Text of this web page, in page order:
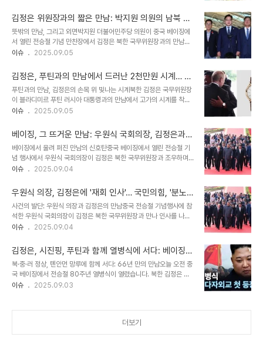
다. 그는 김정은과 김여정이 김주애 ..
스타일에 대한 날카로운 분석을 담고 있습니다. 텔레그래프는 5일(현
지시간) ‘이 아이가 세상에서 가장 위험한 12살인가’라는 제목의 기사
를 통해 김주애를 집중 조명하며, 북한 권력 구조의 변화 가능성을 시
사했습니다. 변화하는 김주애의 스타일김주애는 2022년 11월 공식
석상에 처음 등장했을 당시 흰색 패딩점퍼를 입어 앳된 모습을 보였습
연상시키는 스타일..
김정은 위원장과의 짧은 만남: 박지원 의원의 남북 대
화 재개 노력
뜻밖의 만남, 그리고 외면박지원 더불어민주당 의원이 중국 베이징에
서 열린 전승절 기념 만찬장에서 김정은 북한 국무위원장과의 만남을
시도했지만, 북한 측의 반응은 호의적이지 않았습니다. 박 의원은 '김
에 막혀 김 위원장은 뒤돌아보지 않았습니다. 최선희 외무상 역시 박
의원을 외면했습니다. 이 만남은 남북 관계에 대한 새로운 시각을 제시
하며, 대화 재개를 위한 노력을 보여주는 중요한 사건으로 기록될 것입
니다. 2000년 6·15 남북 정상회담과 비교박 의원은 이번 만남을 과
거 2000년 6·15 남북 정상회담 당시와 비교하며, 당시보다 훨씬 나
의 대화를 진정으로 원한다는..
이슈 2025.09.05
김정은, 푸틴과의 만남에서 드러난 2천만원 시계… 호
화로운 북한 지도부의 패션
푸틴과의 만남, 김정은의 손목 위 빛나는 시계북한 김정은 국무위원장
이 블라디미르 푸틴 러시아 대통령과의 만남에서 고가의 시계를 착용
해 눈길을 끌었습니다. 이는 단순히 시계 이상의 의미를 담고 있으며,
다. 3일 중국 베이징에서 열린 전승절 행사에 참석한 김 위원장은 스
위스 명품 시계를 착용했습니다. 이는 국제 사회의 대북 제재 속에서도
사치품을 향한 그들의 변함없는 관심을 보여주는 한 단면입니다.
2000만원의 위엄, IWC 샤프하우젠 '포르토피노 오토매틱'김정은
위원장이 착용한 시계는 스위스 명품 브랜드 IWC 샤프하우젠의 '포르
4100달러, 한화 약 2000만원에..
이슈 2025.09.05
베이징, 그 뜨거운 만남: 우원식 국회의장, 김정은과
악수, 그리고 한반도 평화를 향한 외교적 발걸음
베이징에서 울려 퍼진 만남의 신호탄중국 베이징에서 열린 전승절 기
념 행사에서 우원식 국회의장이 김정은 북한 국무위원장과 조우하며
악수를 나눴습니다. 이는 2018년 남북정상회담 이후 7년 만의 만남
다. 우원식 국회의장은 김정은 위원장에게 ‘오랜만입니다’라는 인사를
건넸고, 김 위원장은 짧게 ‘예’라고 답했습니다. 이번 만남은 단순히 두
인사의 만남을 넘어, 복잡하게 얽힌 한반도 정세에 새로운 활력을 불어
넣을 수 있다는 기대를 모으고 있습니다. 천안문 광장에서 펼쳐진 외교
의 무대전승절 기념 군사 퍼레이드에서 김정은 위원장은 시진핑 중국
오른편에 자리했습니다. 우원식 국회..
이슈 2025.09.04
우원식 의장, 김정은에 '재회 인사'… 국민의힘, '분노'
표출하며 강도 높은 비판
사건의 발단: 우원식 의장과 김정은의 만남중국 전승절 기념행사에 참
석한 우원식 국회의장이 김정은 북한 국무위원장과 만나 인사를 나눈
사실이 알려지면서 정치권에 파장이 일고 있습니다. 국민의힘은 즉각
변인은 ‘국민들의 분노가 하늘을 찌르고 있다’는 표현으로 이번 만남에
대한 국민적 정서를 대변했습니다. 이번 사건은 단순히 두 인물의 만남
을 넘어, 대한민국의 국익과 헌법 질서를 수호해야 하는 국회의장의 역
할에 대한 근본적인 질문을 던지는 계기가 되었습니다. 국민의힘의 강
력한 비판: 핵심 내용 분석국민의힘은 우원식 의장의 행보를 '3대 세
이슈 2025.09.04
김정은, 시진핑, 푸틴과 함께 열병식에 서다: 베이징
현장 르포
북·중·러 정상, 톈안먼 망루에 함께 서다: 66년 만의 만남오늘 오전 중
국 베이징에서 전승절 80주년 열병식이 열렸습니다. 북한 김정은 위
원장은 시진핑 주석, 푸틴 러시아 대통령과 처음으로 톈안먼 망루에 나
관계를 상징하는 장면이라고도 할 수 있습니다. 자리 배치의 의미: 외
이슈 2025.09.03
더보기